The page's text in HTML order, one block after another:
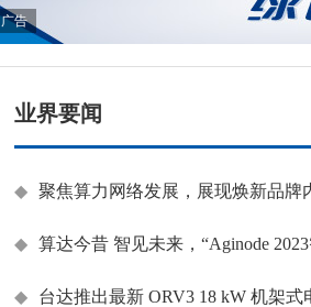
广告
业界要闻
◆ 聚焦算力网络发展，展现焕新品牌内核
◆ 算达今昔 智见未来，“Aginode
◆ 台达推出最新 ORV3 18 kW 机架